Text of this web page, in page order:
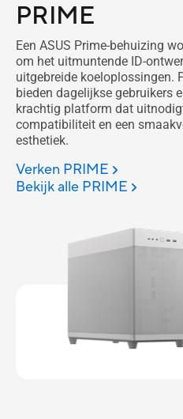
PRIME
Een ASUS Prime-behuizing
om het uitmuntende ID-
uitgebreide koeloplossingen.
bieden dagelijkse gebruikers
krachtig platform dat
compatibiliteit en een
esthetiek.
Verken PRIME
Bekijk alle PRIME